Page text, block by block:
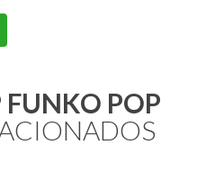
POP